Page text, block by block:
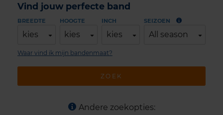
Vind jouw perfecte band
BREEDTE
kies
HOOGTE
kies
INCH
kies
SEIZOEN
All season
ZOEK
Waar vind ik mijn bandenmaat?
Andere zoekopties: